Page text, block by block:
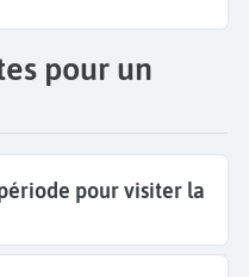
pour un
pour visiter la